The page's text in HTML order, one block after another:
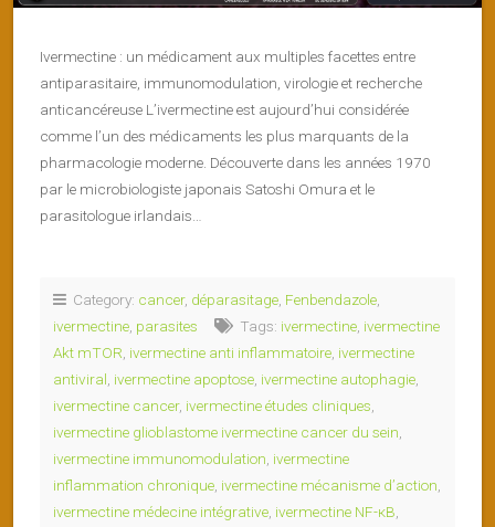
Ivermectine : un médicament aux multiples facettes entre
antiparasitaire, immunomodulation, virologie et recherche
anticancéreuse L’ivermectine est aujourd’hui considérée
comme l’un des médicaments les plus marquants de la
pharmacologie moderne. Découverte dans les années 1970
par le microbiologiste japonais Satoshi Omura et le
parasitologue irlandais…
Category: cancer, déparasitage Fenbendazole
ivermectine parasites Tags: ivermectine ivermectine
Akt mTOR ivermectine anti inflammatoire ivermectine
antiviral ivermectine apoptose ivermectine autophagie
ivermectine cancer, ivermectine études cliniques
ivermectine glioblastome ivermectine cancer du sein
ivermectine immunomodulation ivermectine
inflammation chronique ivermectine mécanisme d’action
ivermectine médecine intégrative ivermectine NF-κB